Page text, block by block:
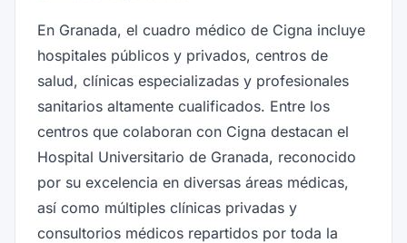
En Granada, el cuadro médico de Cigna incluye
hospitales públicos y privados, centros de
salud, clínicas especializadas y profesionales
sanitarios altamente cualificados. Entre los
centros que colaboran con Cigna destacan el
Hospital Universitario de Granada, reconocido
por su excelencia en diversas áreas médicas,
así como múltiples clínicas privadas y
consultorios médicos repartidos por toda la